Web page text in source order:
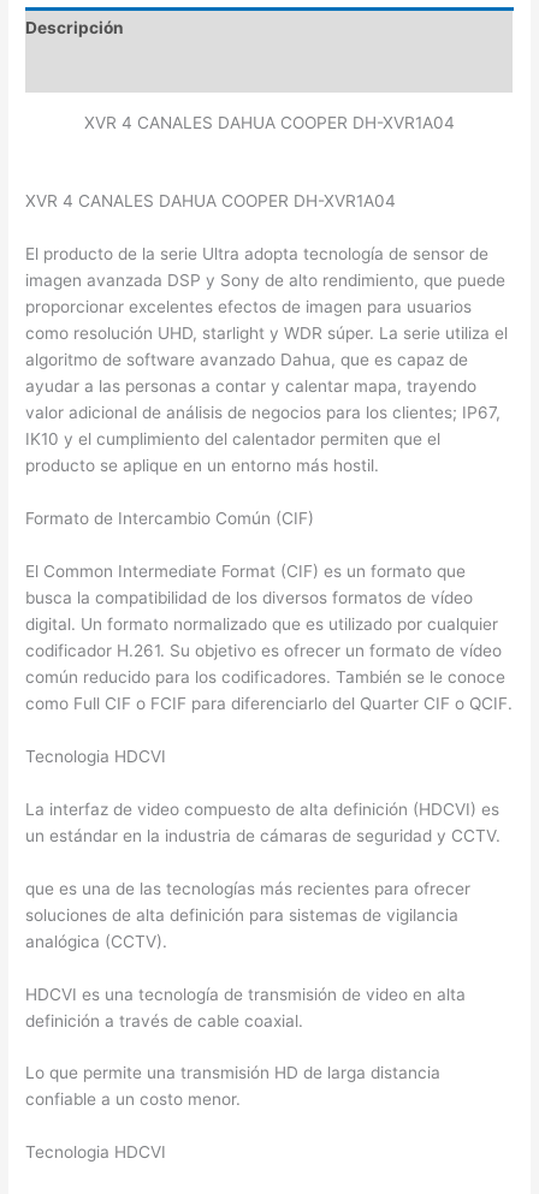
Descripción
XVR 4 CANALES DAHUA COOPER DH-XVR1A04
XVR 4 CANALES DAHUA COOPER DH-XVR1A04
El producto de la serie Ultra adopta tecnología de sensor de
imagen avanzada DSP y Sony de alto rendimiento, que puede
proporcionar excelentes efectos de imagen para usuarios
como resolución UHD, starlight y WDR súper. La serie utiliza el
algoritmo de software avanzado Dahua, que es capaz de
ayudar a las personas a contar y calentar mapa, trayendo
valor adicional de análisis de negocios para los clientes; IP67,
IK10 y el cumplimiento del calentador permiten que el
producto se aplique en un entorno más hostil.
Formato de Intercambio Común (CIF)
El Common Intermediate Format (CIF) es un formato que
busca la compatibilidad de los diversos formatos de vídeo
digital. Un formato normalizado que es utilizado por cualquier
codificador H.261. Su objetivo es ofrecer un formato de vídeo
común reducido para los codificadores. También se le conoce
como Full CIF o FCIF para diferenciarlo del Quarter CIF o QCIF.
Tecnologia HDCVI
La interfaz de video compuesto de alta definición (HDCVI) es
un estándar en la industria de cámaras de seguridad y CCTV.
que es una de las tecnologías más recientes para ofrecer
soluciones de alta definición para sistemas de vigilancia
analógica (CCTV).
HDCVI es una tecnología de transmisión de video en alta
definición a través de cable coaxial.
Lo que permite una transmisión HD de larga distancia
confiable a un costo menor.
Tecnologia HDCVI